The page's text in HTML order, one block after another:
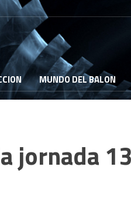
MUNDO DEL BALON
jornada